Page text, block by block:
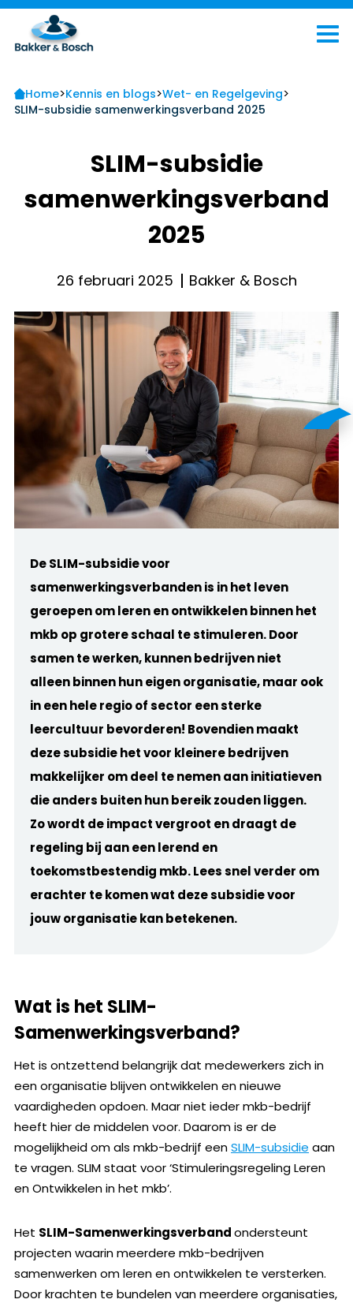
Home>Kennis en blogs>Wet- en Regelgeving>
SLIM-subsidie samenwerkingsverband 2025
SLIM-subsidie
samenwerkingsverband
2025
26 februari 2025 Bakker & Bosch
De SLIM-subsidie voor
samenwerkingsverbanden is in het leven
geroepen om leren en ontwikkelen binnen het
mkb op grotere schaal te stimuleren. Door
samen te werken, kunnen bedrijven niet
alleen binnen hun eigen organisatie, maar ook
in een hele regio of sector een sterke
leercultuur bevorderen! Bovendien maakt
deze subsidie het voor kleinere bedrijven
makkelijker om deel te nemen aan initiatieven
die anders buiten hun bereik zouden liggen.
Zo wordt de impact vergroot en draagt de
regeling bij aan een lerend en
toekomstbestendig mkb.Lees snel verder om
erachter te komen wat deze subsidie voor
jouw organisatie kan betekenen.
Wat is het SLIM-
Samenwerkingsverband?
Het is ontzettend belangrijk dat medewerkers zich in
een organisatie blijven ontwikkelen en nieuwe
vaardigheden opdoen. Maar niet ieder mkb-bedrijf
heeft hier de middelen voor. Daarom is er de
mogelijkheid om als mkb-bedrijf eenSLIM-subsidie aan
te vragen. SLIM staat voor ‘Stimuleringsregeling Leren
en Ontwikkelen in het mkb’.
Het SLIM-Samenwerkingsverbandondersteunt
projecten waarin meerdere mkb-bedrijven
samenwerken om leren en ontwikkelen te versterken.
Door krachten te bundelen van meerdere organisaties,